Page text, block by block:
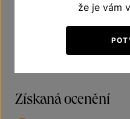
Doporučená
Získaná ocenění
že je vám